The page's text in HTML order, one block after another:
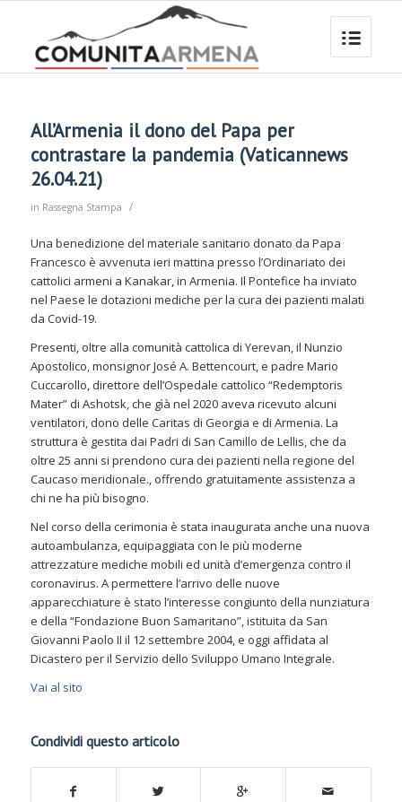
All’Armenia il dono del Papa per
contrastare la pandemia (Vaticannews
26.04.21)
in Rassegna Stampa /
Una benedizione del materiale sanitario donato da Papa
Francesco è avvenuta ieri mattina presso l’Ordinariato dei
cattolici armeni a Kanakar, in Armenia. Il Pontefice ha inviato
nel Paese le dotazioni mediche per la cura dei pazienti malati
da Covid-19.
Presenti, oltre alla comunità cattolica di Yerevan, il Nunzio
Apostolico, monsignor José A. Bettencourt, e padre Mario
Cuccarollo, direttore dell’Ospedale cattolico “Redemptoris
Mater” di Ashotsk, che gìà nel 2020 aveva ricevuto alcuni
ventilatori, dono delle Caritas di Georgia e di Armenia. La
struttura è gestita dai Padri di San Camillo de Lellis, che da
oltre 25 anni si prendono cura dei pazienti nella regione del
Caucaso meridionale., offrendo gratuitamente assistenza a
chi ne ha più bisogno.
Nel corso della cerimonia è stata inaugurata anche una nuova
autoambulanza, equipaggiata con le più moderne
attrezzature mediche mobili ed unità d’emergenza contro il
coronavirus. A permettere l’arrivo delle nuove
apparecchiature è stato l’interesse congiunto della nunziatura
e della “Fondazione Buon Samaritano”, istituita da San
Giovanni Paolo II il 12 settembre 2004, e oggi affidata al
Dicastero per il Servizio dello Sviluppo Umano Integrale.
Vai al sito
Condividi questo articolo